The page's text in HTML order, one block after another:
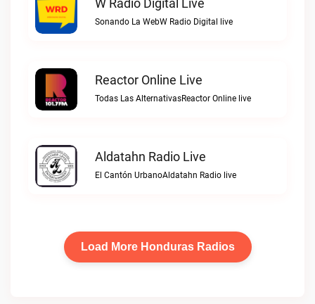
W Radio Digital Live
Sonando La WebW Radio Digital live
Reactor Online Live
Todas Las AlternativasReactor Online live
Aldatahn Radio Live
El Cantón UrbanoAldatahn Radio live
Load More Honduras Radios